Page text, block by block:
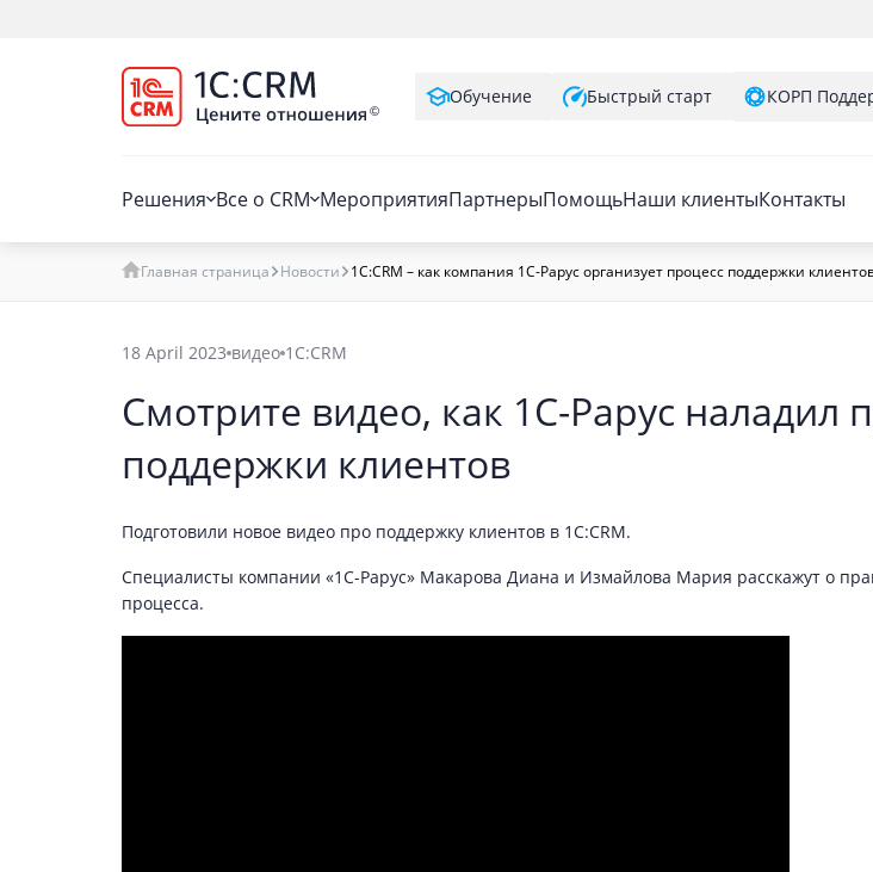
Обучение Быстрый старт КОРП
Решения Все о CRM МероприятияПартнерыПомощьНаши клиентыКонтакты
Главная страница Новости 1С:CRM – как компания 1С-Рарус организует процесс поддержки
18 April 2023 видео 1С:CRM
Смотрите видео, как 1С-Рарус наладил
поддержки клиентов
Подготовили новое видео про поддержку клиентов в 1C:CRM.
Специалисты компании «1С-Рарус» Макарова Диана и Измайлова Мария расскажут о
процесса.